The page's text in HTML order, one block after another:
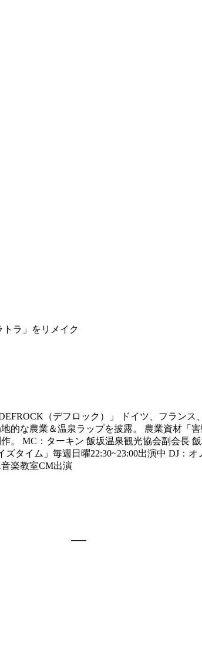
トラ」をリメイク
（デフロック）」 ドイツ、フランス
的な農業＆温泉ラップを披露。 農業資材「
。 MC：ターキン 飯坂温泉観光協会副会長
タイム」毎週日曜22:30~23:00出演中 DJ：
楽教室CM出演